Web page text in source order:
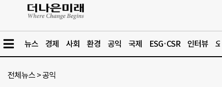
뉴스 경제 사회 환경 공익 국제 ESG·CSR 인터뷰
전체뉴스 >공익